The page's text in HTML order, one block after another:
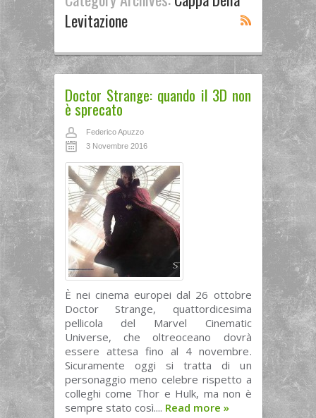
Levitazione
Doctor Strange: quando il 3D non
è sprecato
Federico Apuzzo
3 Novembre 2016
È nei cinema europei dal 26 ottobre
Doctor Strange, quattordicesima
pellicola del Marvel Cinematic
Universe, che oltreoceano dovrà
essere attesa fino al 4 novembre.
Sicuramente oggi si tratta di un
personaggio meno celebre rispetto a
colleghi come Thor e Hulk, ma non è
sempre stato così.... Read more »